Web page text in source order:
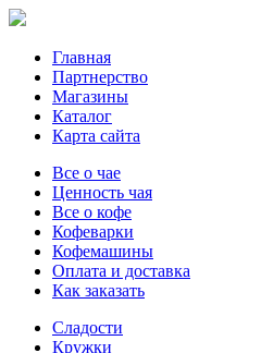
Главная
Партнерство
Магазины
Каталог
Карта сайта
Все о чае
Ценность чая
Все о кофе
Кофеварки
Кофемашины
Оплата и доставка
Как заказать
Сладости
Кружки